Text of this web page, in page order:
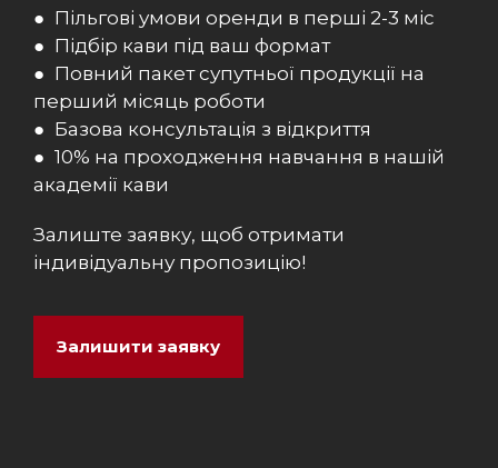
● Пільгові умови оренди в перші 2-3 міс
● Підбір кави під ваш формат
● Повний пакет супутньої продукції на
перший місяць роботи
● Базова консультація з відкриття
● 10% на проходження навчання в нашій
академії кави
Залиште заявку, щоб отримати
індивідуальну пропозицію!
Залишити заявку